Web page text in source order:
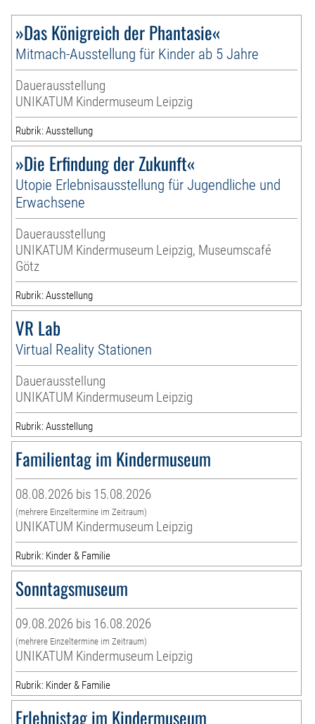
»Das Königreich der Phantasie«
Mitmach-Ausstellung für Kinder ab 5 Jahre
Dauerausstellung
UNIKATUM Kindermuseum Leipzig
Rubrik: Ausstellung
»Die Erfindung der Zukunft«
Utopie Erlebnisausstellung für Jugendliche und
Erwachsene
Dauerausstellung
UNIKATUM Kindermuseum Leipzig, Museumscafé
Götz
Rubrik: Ausstellung
VR Lab
Virtual Reality Stationen
Dauerausstellung
UNIKATUM Kindermuseum Leipzig
Rubrik: Ausstellung
Familientag im Kindermuseum
08.08.2026 bis 15.08.2026
(mehrere Einzeltermine im Zeitraum)
UNIKATUM Kindermuseum Leipzig
Rubrik: Kinder & Familie
Sonntagsmuseum
09.08.2026 bis 16.08.2026
(mehrere Einzeltermine im Zeitraum)
UNIKATUM Kindermuseum Leipzig
Rubrik: Kinder & Familie
Erlebnistag im Kindermuseum